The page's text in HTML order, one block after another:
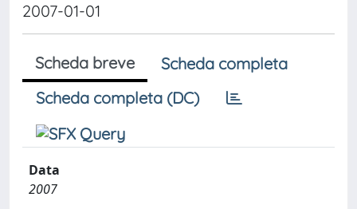
2007-01-01
Scheda breve
Scheda completa
Scheda completa (DC)
Data
2007